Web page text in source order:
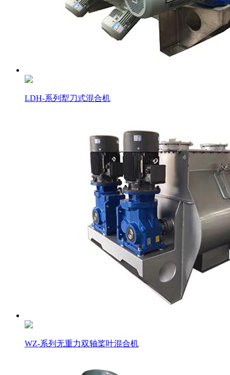
LDH-系列犁刀式混合机
WZ-系列无重力双轴桨叶混合机